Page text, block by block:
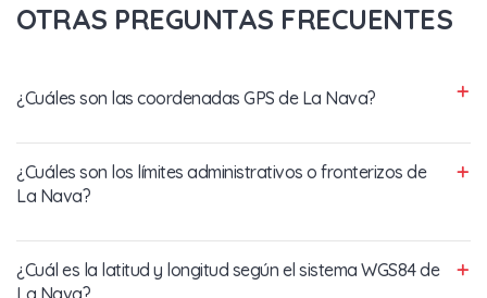
OTRAS PREGUNTAS FRECUENTES
¿Cuáles son las coordenadas GPS de La Nava?
¿Cuáles son los límites administrativos o fronterizos de
La Nava?
¿Cuál es la latitud y longitud según el sistema WGS84 de
La Nava?